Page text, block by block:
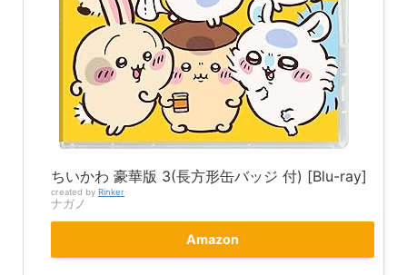
ちいかわ 豪華版 3(長方形缶バッジ 付) [Blu-ray]
created by Rinker
ナガノ
Amazon